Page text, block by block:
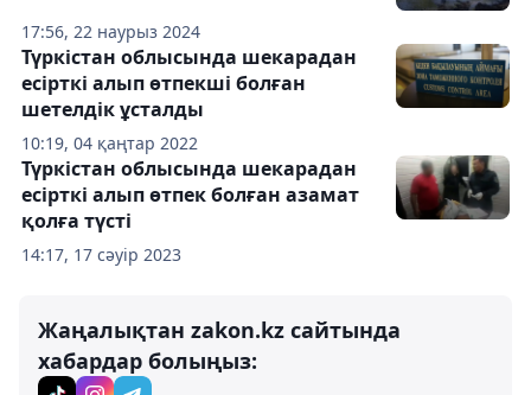
17:56, 22 наурыз 2024
10:19, 04 қаңтар 2022
Түркістан облысында шекарадан
есірткі алып өтпекші болған
шетелдік ұсталды
14:17, 17 сәуір 2023
Түркістан облысында шекарадан
есірткі алып өтпек болған азамат
қолға түсті
Жаңалықтан zakon.kz сайтында
хабардар болыңыз: